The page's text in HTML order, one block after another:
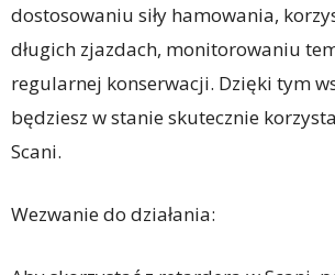
dostosowaniu siły hamowania,
długich zjazdach, monitorowaniu
regularnej konserwacji. Dzięki tym
będziesz w stanie skutecznie
Scani.
Wezwanie do działania: